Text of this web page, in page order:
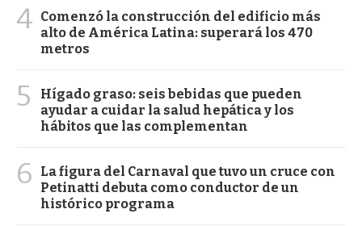
4 Comenzó la construcción del edificio más
alto de América Latina: superará los 470
metros
5
Hígado graso: seis bebidas que pueden
ayudar a cuidar la salud hepática y los
hábitos que las complementan
6
La figura del Carnaval que tuvo un cruce con
Petinatti debuta como conductor de un
histórico programa